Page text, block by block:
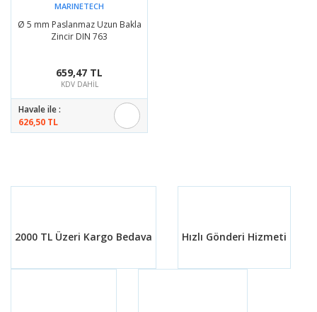
MARINETECH
Ø 5 mm Paslanmaz Uzun Bakla
Zincir DIN 763
659,47 TL
KDV DAHİL
Havale ile :
626,50 TL
2000 TL Üzeri Kargo Bedava Hızlı Gönderi Hizmeti